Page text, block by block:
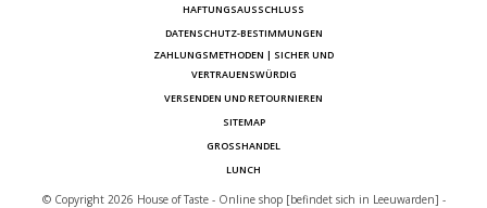
HAFTUNGSAUSSCHLUSS
DATENSCHUTZ-BESTIMMUNGEN
ZAHLUNGSMETHODEN | SICHER UND
VERTRAUENSWÜRDIG
VERSENDEN UND RETOURNIEREN
SITEMAP
GROSSHANDEL
LUNCH
© Copyright 2026 House of Taste - Online shop [befindet sich in Leeuwarden] -